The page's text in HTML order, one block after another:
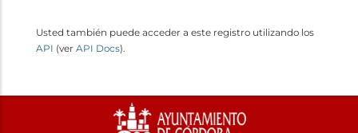
Usted también puede acceder a este registro utilizando los
API (ver API Docs).